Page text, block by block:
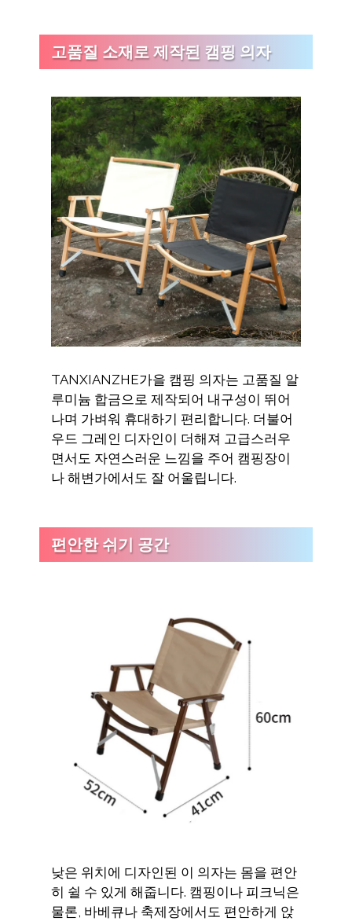
고품질 소재로 제작된 캠핑 의자
TANXIANZHE가을 캠핑 의자는 고품질 알
루미늄 합금으로 제작되어 내구성이 뛰어
나며 가벼워 휴대하기 편리합니다. 더불어
우드 그레인 디자인이 더해져 고급스러우
면서도 자연스러운 느낌을 주어 캠핑장이
나 해변가에서도 잘 어울립니다.
편안한 쉬기 공간
낮은 위치에 디자인된 이 의자는 몸을 편안
히 쉴 수 있게 해줍니다. 캠핑이나 피크닉은
물론, 바베큐나 축제장에서도 편안하게 앉